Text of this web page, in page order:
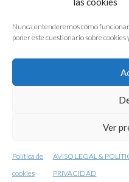
Nunca entenderemos cómo
poner este cuestionario sobre cookies
Ver
Política de
cookies
AVISO LEGAL &
PRIVACIDAD
(2.865 m) desde
mountain’,
VÍDEOS &
© 2001-2026